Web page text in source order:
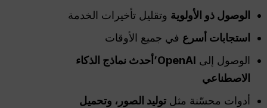
الوصول ذو الأولوية وتقليل تأخيرات الخدمة
استجابات أسرع في جميع الأوقات
الوصول إلى OpenAI’أحدث نماذج الذكاء
الاصطناعي
أدوات محسّنة مثلتوليد الصور، وتحميل